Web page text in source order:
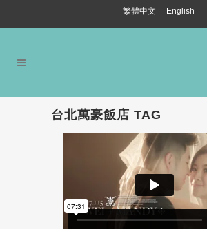
繁體中文 English
台北萬豪飯店 TAG